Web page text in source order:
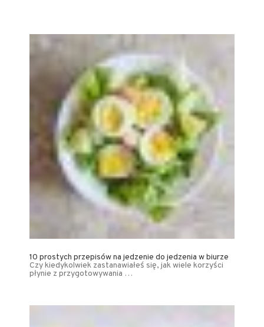
10 prostych przepisów na jedzenie do jedzenia w biurze
Czy kiedykolwiek zastanawiałeś się, jak wiele korzyści
płynie z przygotowywania …